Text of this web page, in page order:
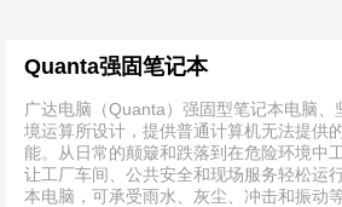
Quanta强固笔记本
广达电脑（Quanta）强固型笔记本电脑
境运算所设计，提供普通计算机无法提供
能。从日常的颠簸和跌落到在危险环境中
让工厂车间、公共安全和现场服务轻松运
本电脑，可承受雨水、灰尘、冲击和振动